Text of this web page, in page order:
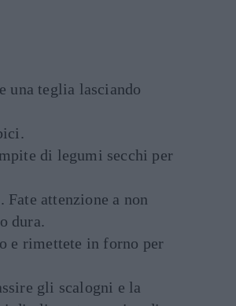
una teglia lasciando
di legumi secchi per
attenzione a non
dura.
e rimettete in forno per
gli scalogni e la